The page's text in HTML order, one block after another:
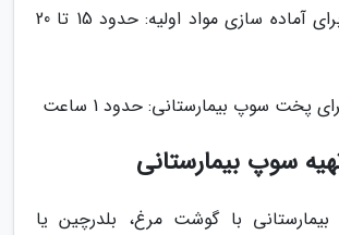
مدت زمان لازم برای آماده سازی مواد اولیه: حدود 15 تا 20
پخت سوپ بیمارستانی: حدود 1 ساعت
سوپ بیمارستانی
با گوشت مرغ، بلدرچین یا